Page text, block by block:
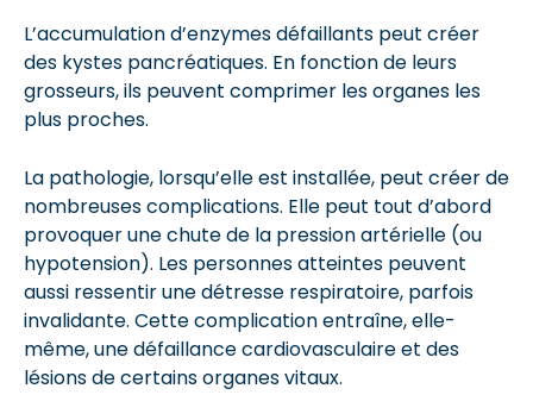
L’accumulation d’enzymes défaillants peut créer
des kystes pancréatiques. En fonction de leurs
grosseurs, ils peuvent comprimer les organes les
plus proches.
La pathologie, lorsqu’elle est installée, peut créer de
nombreuses complications. Elle peut tout d’abord
provoquer une chute de la pression artérielle (ou
hypotension). Les personnes atteintes peuvent
aussi ressentir une détresse respiratoire, parfois
invalidante. Cette complication entraîne, elle-
même, une défaillance cardiovasculaire et des
lésions de certains organes vitaux.